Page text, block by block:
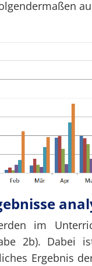
im
2b). Dabei
Ergebnis